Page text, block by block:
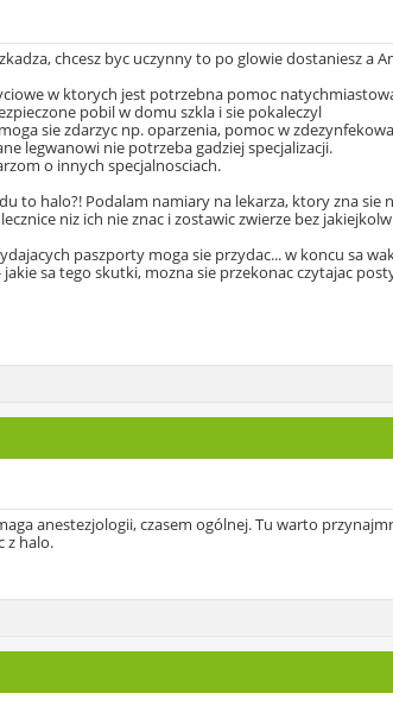
chcesz byc uczynny to po glowie dostaniesz a
w ktorych jest potrzebna pomoc
pobil w domu szkla i sie pokaleczyl
sie zdarzyc np. oparzenia, pomoc w
legwanowi nie potrzeba gadziej specjalizacji.
o innych specjalnosciach.
to halo?! Podalam namiary na lekarza, ktory zna
niz ich nie znac i zostawic zwierze bez
paszporty moga sie przydac... w koncu sa
sa tego skutki, mozna sie przekonac czytajac
anestezjologii, czasem ogólnej. Tu warto
z halo.